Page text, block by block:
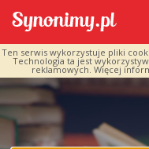
Ten serwis wykorzystuje pliki
Technologia ta jest
reklamowych. Więcej